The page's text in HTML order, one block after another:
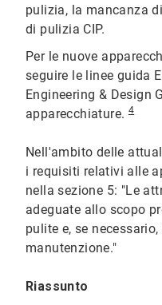
pulizia, la mancanza
di pulizia CIP.
Per le nuove
seguire le linee guida
Engineering & Design
apparecchiature.4
Nell'ambito delle
i requisiti relativi alle
nella sezione 5: "Le
adeguate allo scopo
pulite e, se
manutenzione."
Riassunto